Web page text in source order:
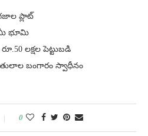
ప్లాట్
భూమి
లక్షల పెట్టుబడి
తులాల బంగారం స్వాధీనం
0